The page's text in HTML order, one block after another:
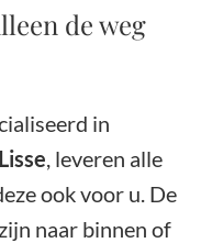
de weg
in
Lisse, leveren alle
ook voor u. De
naar binnen of